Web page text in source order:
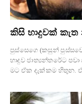
කිසි හාදුවක් කැත
පුස්සෙගෙ (කසුන්
හාදුව ජාත්‍යන්තරේට
මට ඒක දැක්කම හිතුන.